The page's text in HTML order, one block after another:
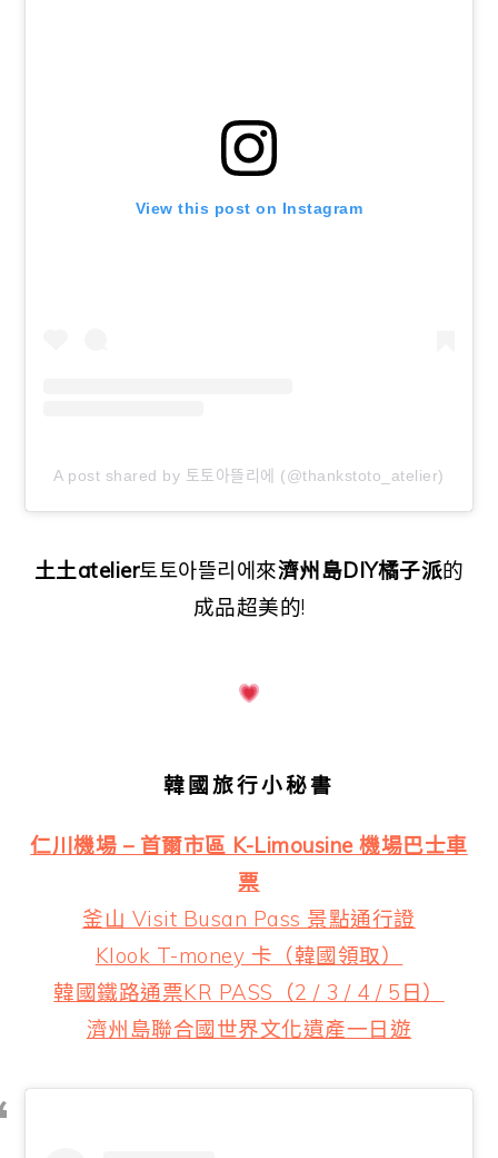
View this post on Instagram
A post shared by 토토아뜰리에 (@thankstoto_atelier)
土土atelier토토아뜰리에來濟州島DIY橘子派的
成品超美的!
韓國旅行小秘書
仁川機場 – 首爾市區 K-Limousine 機場巴士車
票
釜山 Visit Busan Pass 景點通行證
Klook T-money 卡（韓國領取）
韓國鐵路通票KR PASS（2 / 3 / 4 / 5日）
濟州島聯合國世界文化遺產一日遊